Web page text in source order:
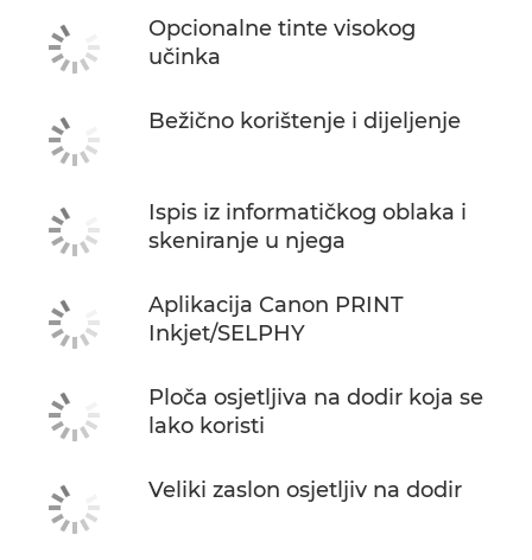
Opcionalne tinte visokog
učinka
Bežično korištenje i dijeljenje
Ispis iz informatičkog oblaka i
skeniranje u njega
Aplikacija Canon PRINT
Inkjet/SELPHY
Ploča osjetljiva na dodir koja se
lako koristi
Veliki zaslon osjetljiv na dodir